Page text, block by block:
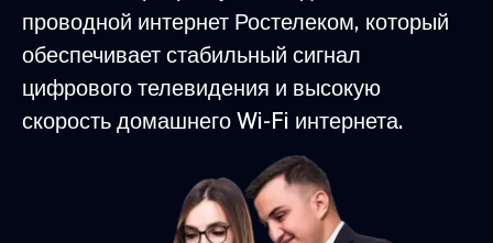
проводной интернет Ростелеком, который
обеспечивает стабильный сигнал
цифрового телевидения и высокую
скорость домашнего Wi-Fi интернета.